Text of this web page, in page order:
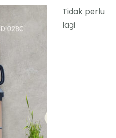
Tidak perlu
lagi